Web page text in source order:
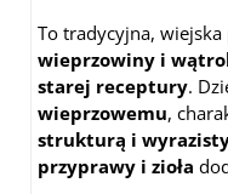
To tradycyjna, wiejska
wieprzowiny i
starej receptury.
wieprzowemu,
strukturą i
przyprawy i zioła